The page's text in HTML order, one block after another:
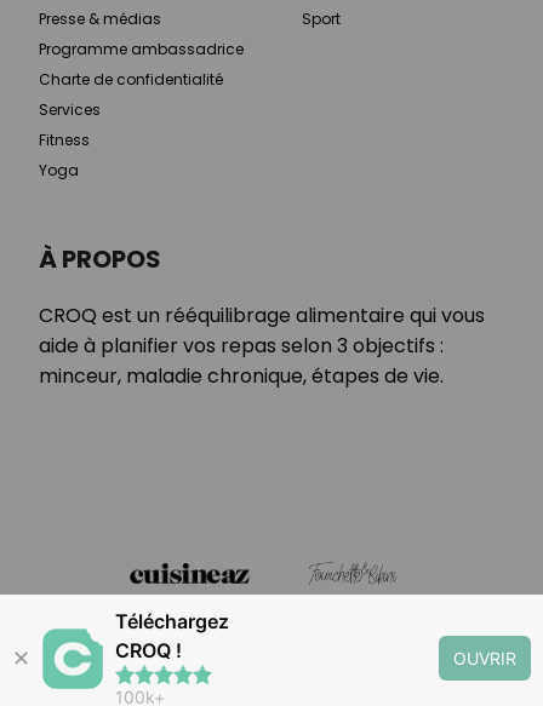
À PROPOS
CROQ est un rééquilibrage alimentaire qui vous
aide à planifier vos repas selon 3 objectifs :
minceur, maladie chronique, étapes de vie.
Presse & médias
Programme ambassadrice
Charte de confidentialité
Services
Fitness
Yoga
Sport
✕
Téléchargez
CROQ !
100k+
OUVRIR